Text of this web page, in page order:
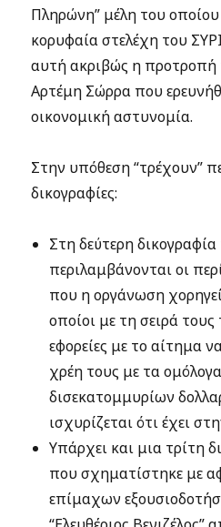
Πληρώνη” μέλη του
κορυφαία στελέχη του
αυτή ακριβώς η προτροπή
Αρτέμη Σώρρα που
οικονομική αστυνομία.
Στην υπόθεση “τρέχουν”
δικογραφίες:
Στη δεύτερη
περιλαμβάνονται οι
που η οργάνωση
οποίοι με τη σειρά τους
εφορείες με το αίτημα
χρέη τους με τα
δισεκατομμυρίων
ισχυρίζεται ότι έχει
Υπάρχει και μια τρίτη
που σχηματίστηκε με
επίμαχων